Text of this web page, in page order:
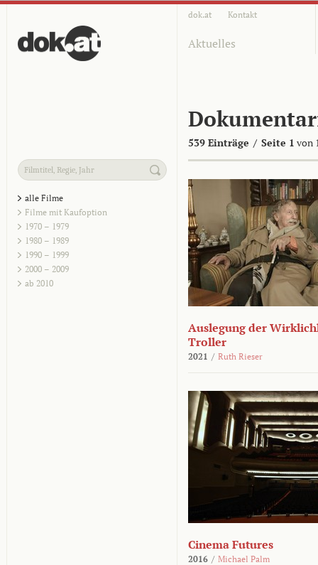
dok.at Kontakt
Aktuelles
539 Einträge / Seite 1 von
alle Filme
Filme mit Kaufoption
1970 – 1979
1980 – 1989
1990 – 1999
2000 – 2009
ab 2010
Auslegung der
Troller
2021 / Ruth Rieser
Cinema Futures
2016 / Michael Palm